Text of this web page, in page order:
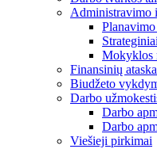
Administravimo
Mokyklos
Finansinių
Biudžeto
Darbo
Darbo
Darbo
Viešieji pirkimai